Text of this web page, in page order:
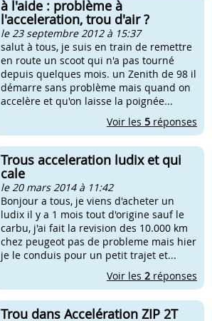
à l'aide : problème à
l'acceleration, trou d'air ?
le 23 septembre 2012 à 15:37
salut à tous, je suis en train de remettre
en route un scoot qui n'a pas tourné
depuis quelques mois. un Zenith de 98 il
démarre sans problème mais quand on
accelère et qu'on laisse la poignée...
Voir les 5 réponses
Trous acceleration ludix et qui
cale
le 20 mars 2014 à 11:42
Bonjour a tous, je viens d'acheter un
ludix il y a 1 mois tout d'origine sauf le
carbu, j'ai fait la revision des 10.000 km
chez peugeot pas de probleme mais hier
je le conduis pour un petit trajet et...
Voir les 2 réponses
Trou dans Accelération ZIP 2T